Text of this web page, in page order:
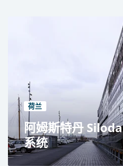
Guest House Hansa
Automated parking
17 car parking spaces
1 level
荷兰
阿姆斯特丹
系统